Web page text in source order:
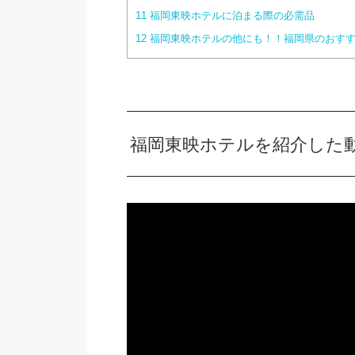
11福岡東映ホテルに泊まる際の必需品
12福岡東映ホテルの他にも！！福岡県のおす
福岡東映ホテルを紹介した